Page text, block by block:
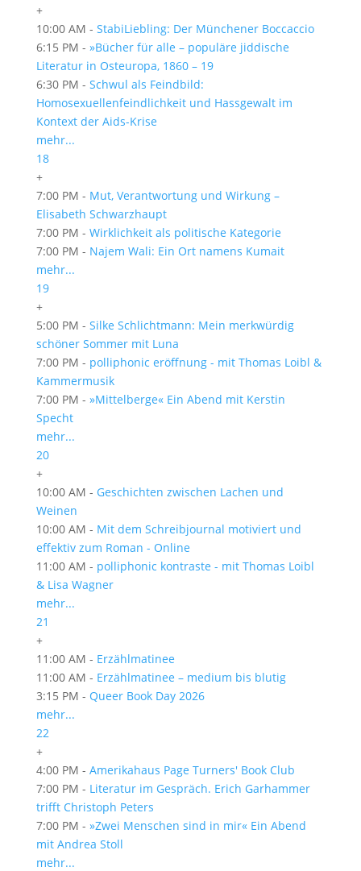
+
10:00 AM - StabiLiebling: Der Münchener Boccaccio
6:15 PM - »Bücher für alle – populäre jiddische
Literatur in Osteuropa, 1860 – 19
6:30 PM - Schwul als Feindbild:
Homosexuellenfeindlichkeit und Hassgewalt im
Kontext der Aids-Krise
mehr...
18
+
7:00 PM - Mut, Verantwortung und Wirkung –
Elisabeth Schwarzhaupt
7:00 PM - Wirklichkeit als politische Kategorie
7:00 PM - Najem Wali: Ein Ort namens Kumait
mehr...
19
+
5:00 PM - Silke Schlichtmann: Mein merkwürdig
schöner Sommer mit Luna
7:00 PM - polliphonic eröffnung - mit Thomas Loibl &
Kammermusik
7:00 PM - »Mittelberge« Ein Abend mit Kerstin
Specht
mehr...
20
+
10:00 AM - Geschichten zwischen Lachen und
Weinen
10:00 AM - Mit dem Schreibjournal motiviert und
effektiv zum Roman - Online
11:00 AM - polliphonic kontraste - mit Thomas Loibl
& Lisa Wagner
mehr...
21
+
11:00 AM - Erzählmatinee
11:00 AM - Erzählmatinee – medium bis blutig
3:15 PM - Queer Book Day 2026
mehr...
22
+
4:00 PM - Amerikahaus Page Turners' Book Club
7:00 PM - Literatur im Gespräch. Erich Garhammer
trifft Christoph Peters
7:00 PM - »Zwei Menschen sind in mir« Ein Abend
mit Andrea Stoll
mehr...